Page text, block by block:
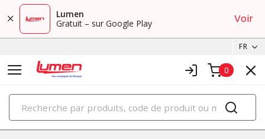
Lumen
Gratuit – sur Google Play
Voir
FR
0
PRODUITS
éclairage